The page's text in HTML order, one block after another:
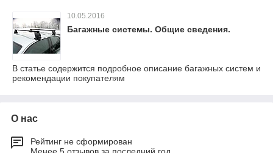
10.05.2016
Багажные системы. Общие сведения.
В статье содержится подробное описание багажных систем и
рекомендации покупателям
О нас
Рейтинг не сформирован